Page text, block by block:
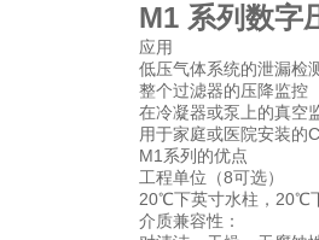
M1 系列数字
应用
低压气体系统的泄漏检
整个过滤器的压降监控
在冷凝器或泵上的真空
用于家庭或医院安装的
M1系列的优点
工程单位（8可选）
20℃下英寸水柱，20℃
介质兼容性：